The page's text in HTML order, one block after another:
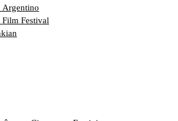
Argentino
Film Festival